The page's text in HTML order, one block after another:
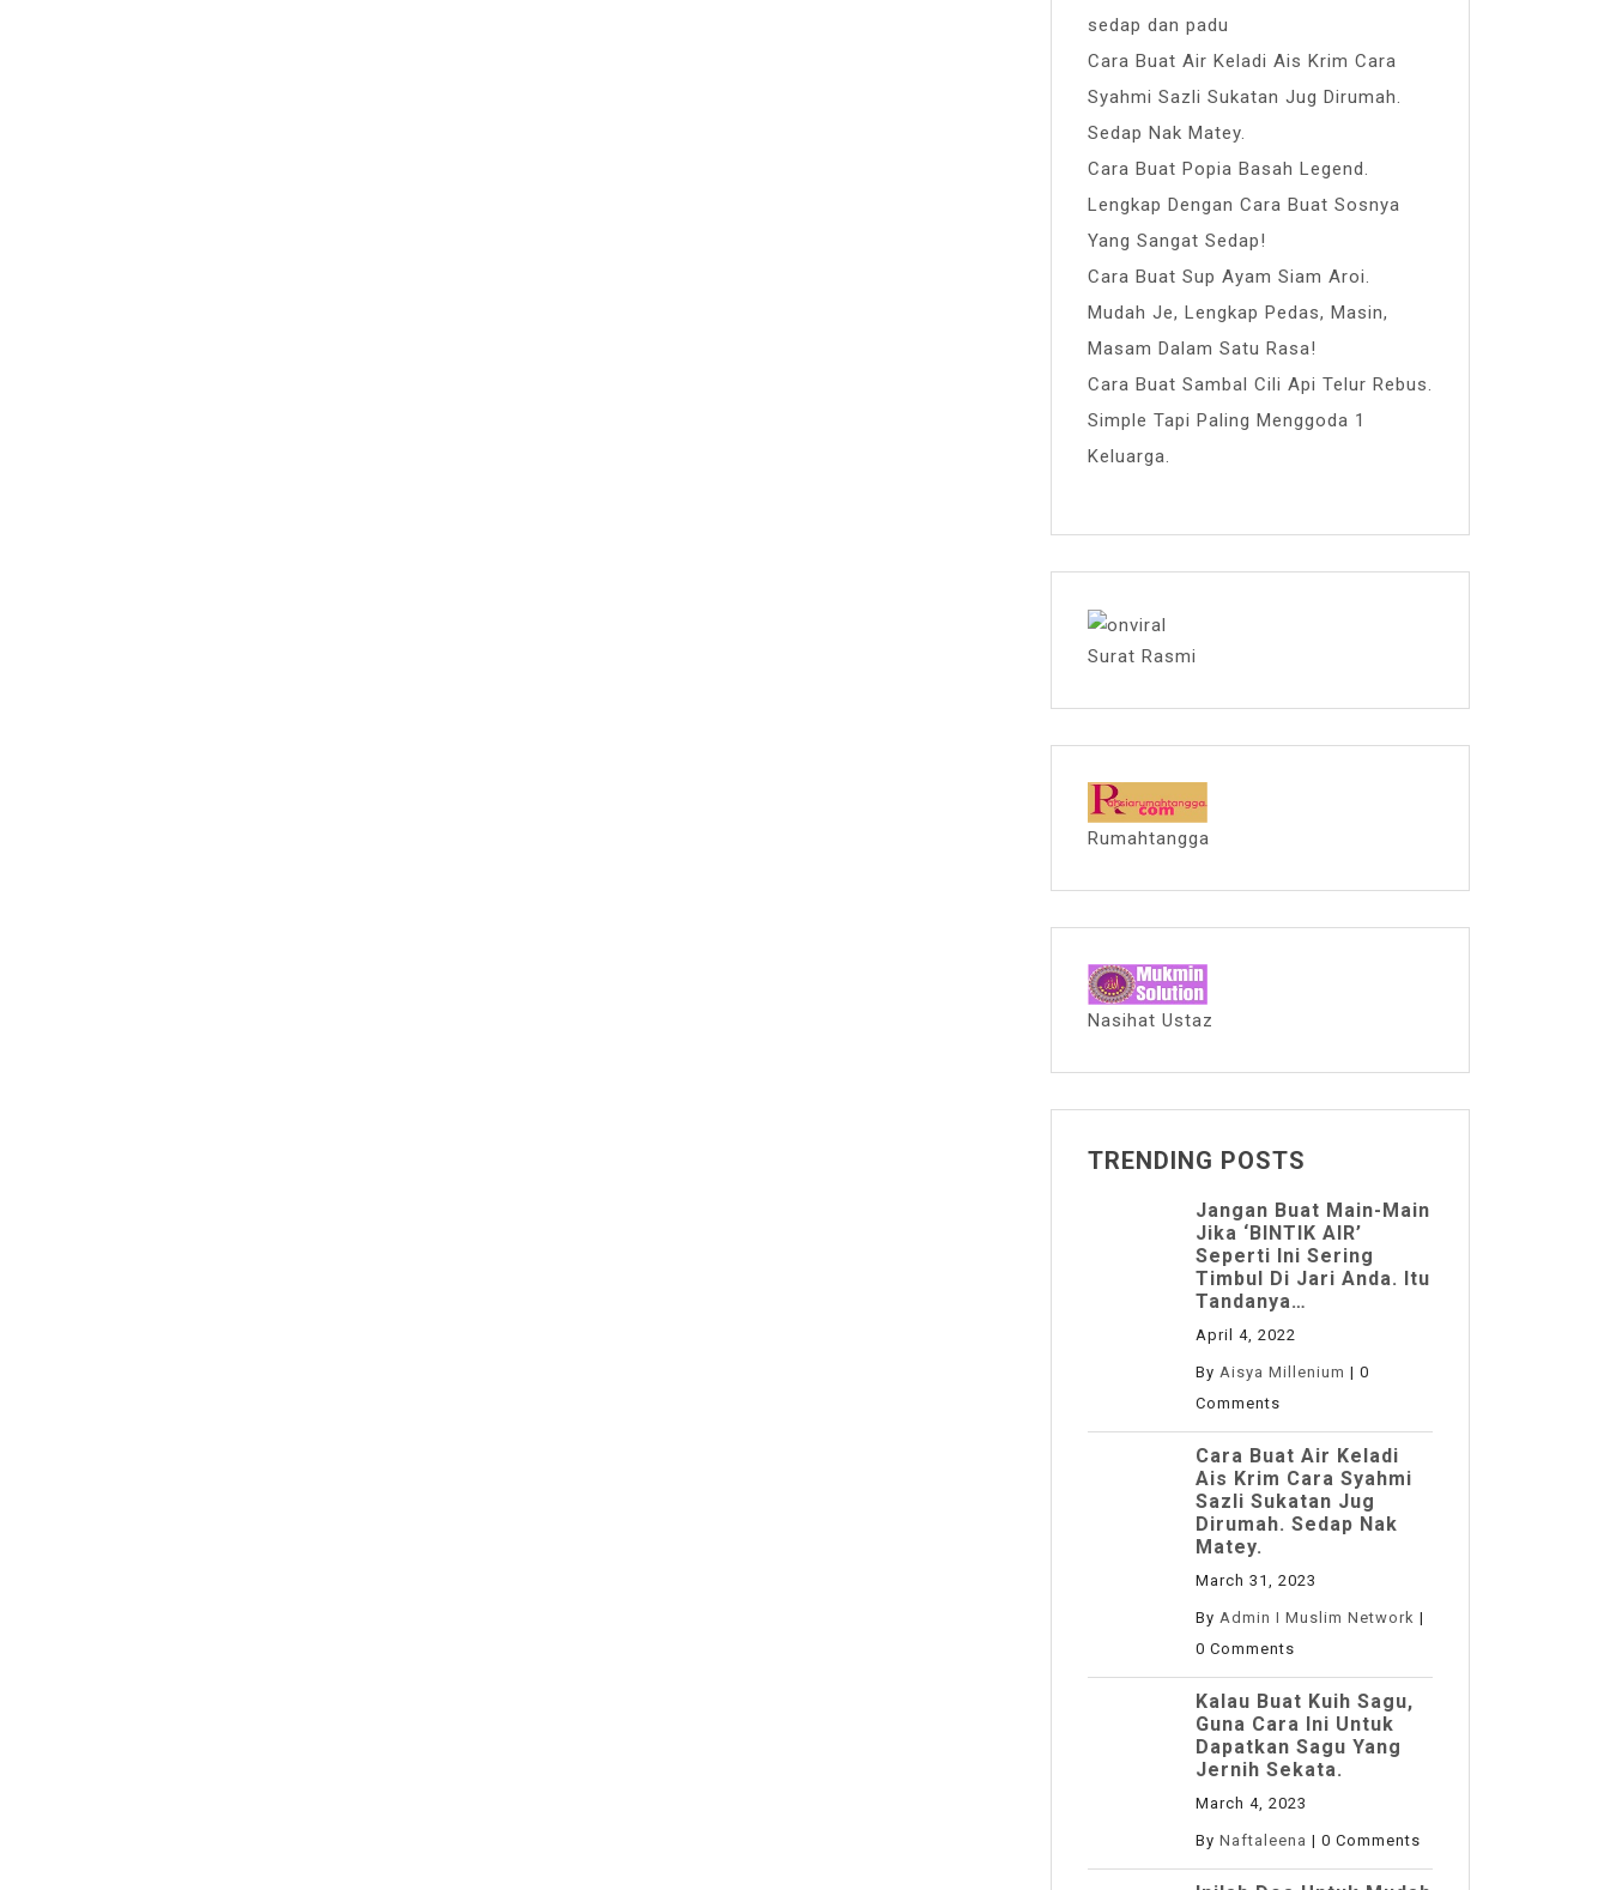
sedap dan padu
Cara Buat Air Keladi Ais Krim Cara
Syahmi Sazli Sukatan Jug Dirumah.
Sedap Nak Matey.
Cara Buat Popia Basah Legend.
Lengkap Dengan Cara Buat Sosnya
Yang Sangat Sedap!
Cara Buat Sup Ayam Siam Aroi.
Mudah Je, Lengkap Pedas, Masin,
Masam Dalam Satu Rasa!
Cara Buat Sambal Cili Api Telur Rebus.
Simple Tapi Paling Menggoda 1
Keluarga.
Surat Rasmi
Rumahtangga
Nasihat Ustaz
TRENDING POSTS
Jangan Buat Main-Main
Jika ‘BINTIK AIR’
Seperti Ini Sering
Timbul Di Jari Anda. Itu
Tandanya…
April 4, 2022
By Aisya Millenium | 0
Comments
Cara Buat Air Keladi
Ais Krim Cara Syahmi
Sazli Sukatan Jug
Dirumah. Sedap Nak
Matey.
March 31, 2023
By Admin I Muslim Network |
0 Comments
Kalau Buat Kuih Sagu,
Guna Cara Ini Untuk
Dapatkan Sagu Yang
Jernih Sekata.
March 4, 2023
By Naftaleena | 0 Comments